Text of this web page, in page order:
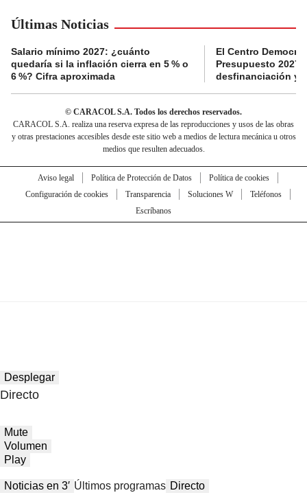
Últimas Noticias
Salario mínimo 2027: ¿cuánto
quedaría si la inflación cierra en 5 % o
6 %? Cifra aproximada
El Centro
Presupuesto 2027
desfinanciación y
© CARACOL S.A. Todos los derechos reservados.
CARACOL S.A. realiza una reserva expresa de las reproducciones y usos de las obras
y otras prestaciones accesibles desde este sitio web a medios de lectura mecánica u otros
medios que resulten adecuados.
Aviso legal Política de Protección de Datos
Política de cookies
Configuración de cookies
Transparencia Soluciones W
Teléfonos
Escríbanos
Desplegar
Directo
Mute
Volumen
Play
Noticias en 3′ Últimos programas Directo